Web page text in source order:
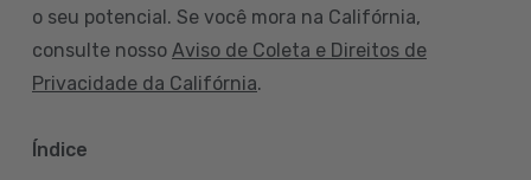
o seu potencial. Se você mora na Califórnia,
consulte nosso Aviso de Coleta e Direitos de
Privacidade da Califórnia.
Índice